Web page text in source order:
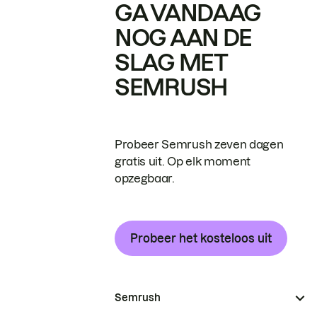
GA VANDAAG
NOG AAN DE
SLAG MET
SEMRUSH
Probeer Semrush zeven dagen
gratis uit. Op elk moment
opzegbaar.
Probeer het kosteloos uit
Semrush